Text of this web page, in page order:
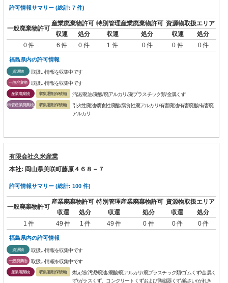
許可情報サマリー (総計: 7 件)
一般廃棄物許可
産業廃棄物許可 特別管理産業廃棄物許可 資源物取扱エリア
収運
処分 収運 処分 収運
処分
0 件
6 件 0 件 1 件 0 件 0 件 0 件
福島県内の許可情報
資源物 取扱い情報を収集中です
一般廃棄物 取扱い情報を収集中です
産業廃棄物 収集運搬(保積無) 汚泥/廃油/廃酸/廃アルカリ/廃プラスチック類/金属くず
特管産業廃棄物 収集運搬(保積無)
引火性廃油/腐食性廃酸/腐食性廃アルカリ/有害廃油/有害廃酸/有害廃
アルカリ
有限会社久米産業
本社: 岡山県美咲町藤原４６８－７
許可情報サマリー (総計: 100 件)
一般廃棄物許可
産業廃棄物許可 特別管理産業廃棄物許可 資源物取扱エリア
収運
処分 収運 処分 収運
処分
1 件
49 件 1 件 49 件 0 件 0 件 0 件
福島県内の許可情報
資源物 取扱い情報を収集中です
一般廃棄物 取扱い情報を収集中です
産業廃棄物 収集運搬(保積無)
燃え殻/汚泥/廃油/廃酸/廃アルカリ/廃プラスチック類/ゴムくず/金属く
ず/ガラスくず、コンクリートくずおよび陶磁器くず/鉱さい/がれき